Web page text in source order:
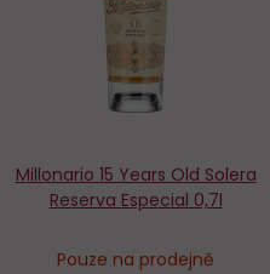
Millonario 15 Years Old Solera
Reserva Especial 0,7l
Pouze na prodejně